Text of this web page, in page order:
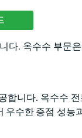
다. 옥수수 부문
합니다. 옥수수
우수한 증점 성능